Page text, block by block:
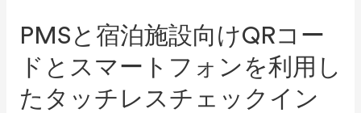
PMSと宿泊施設向けQRコー
ドとスマートフォンを利用し
たタッチレスチェックイン